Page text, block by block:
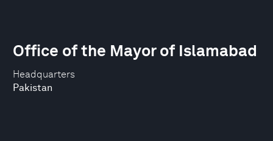
Headquarters
Pakistan
Office of the Mayor of Islamabad